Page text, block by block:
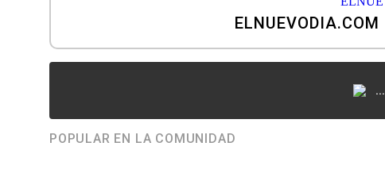
ELNUEVODIA.COM
...
POPULAR EN LA COMUNIDAD